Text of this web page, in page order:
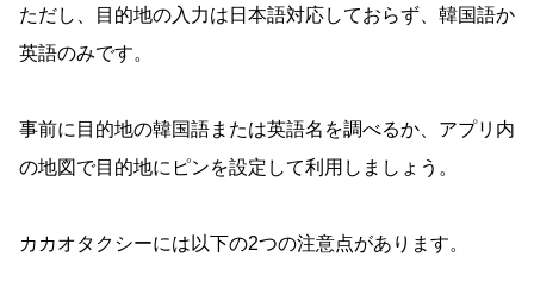
ただし、目的地の入力は日本語対応しておらず、韓国語か
英語のみです。
事前に目的地の韓国語または英語名を調べるか、アプリ内
の地図で目的地にピンを設定して利用しましょう。
カカオタクシーには以下の2つの注意点があります。